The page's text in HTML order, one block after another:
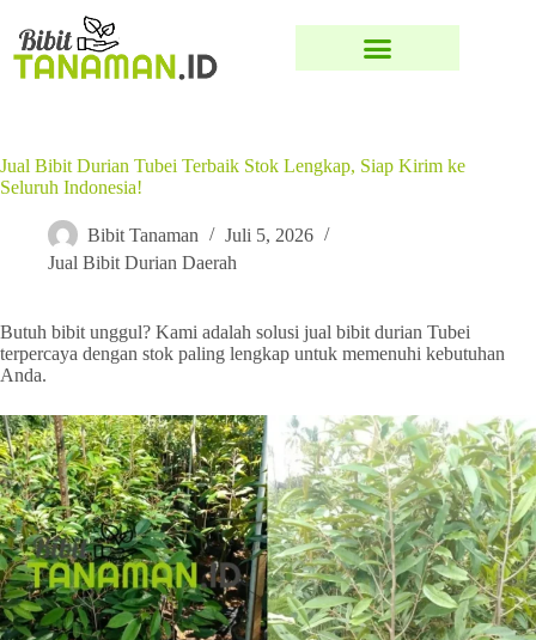
Jual Bibit Durian Tubei Terbaik Stok Lengkap, Siap Kirim ke
Seluruh Indonesia!
Bibit Tanaman
Juli 5, 2026
Jual Bibit Durian Daerah
Butuh bibit unggul? Kami adalah solusi jual bibit durian Tubei
terpercaya dengan stok paling lengkap untuk memenuhi kebutuhan
Anda.